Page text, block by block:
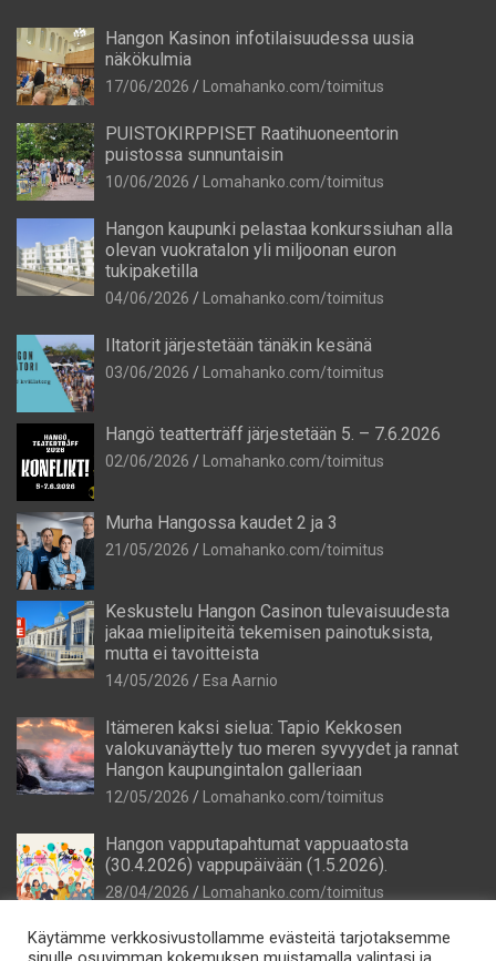
Hangon Kasinon infotilaisuudessa uusia
näkökulmia
17/06/2026 Lomahanko.com/toimitus
PUISTOKIRPPISET Raatihuoneentorin
puistossa sunnuntaisin
10/06/2026 Lomahanko.com/toimitus
Hangon kaupunki pelastaa konkurssiuhan alla
olevan vuokratalon yli miljoonan euron
tukipaketilla
04/06/2026 Lomahanko.com/toimitus
Iltatorit järjestetään tänäkin kesänä
03/06/2026 Lomahanko.com/toimitus
Hangö teatterträff järjestetään 5. – 7.6.2026
02/06/2026 Lomahanko.com/toimitus
Murha Hangossa kaudet 2 ja 3
21/05/2026 Lomahanko.com/toimitus
Keskustelu Hangon Casinon tulevaisuudesta
jakaa mielipiteitä tekemisen painotuksista,
mutta ei tavoitteista
14/05/2026 Esa Aarnio
Itämeren kaksi sielua: Tapio Kekkosen
valokuvanäyttely tuo meren syvyydet ja rannat
Hangon kaupungintalon galleriaan
12/05/2026 Lomahanko.com/toimitus
Hangon vapputapahtumat vappuaatosta
(30.4.2026) vappupäivään (1.5.2026).
28/04/2026 Lomahanko.com/toimitus
Käytämme verkkosivustollamme evästeitä tarjotaksemme